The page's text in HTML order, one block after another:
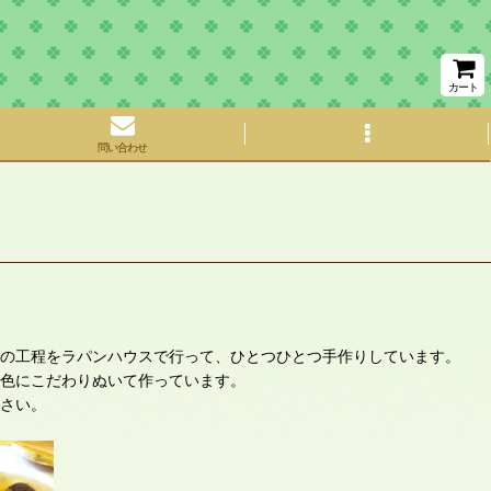
カート
問い合わせ
程をラパンハウスで行って、ひとつひとつ手作りしています。
こだわりぬいて作っています。
い。